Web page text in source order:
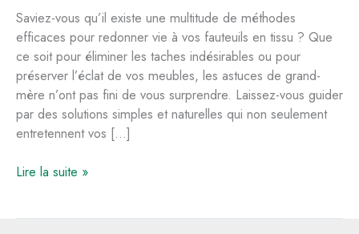
Saviez-vous qu’il existe une multitude de méthodes
efficaces pour redonner vie à vos fauteuils en tissu ? Que
ce soit pour éliminer les taches indésirables ou pour
préserver l’éclat de vos meubles, les astuces de grand-
mère n’ont pas fini de vous surprendre. Laissez-vous guider
par des solutions simples et naturelles qui non seulement
entretennent vos […]
Méthodes
Lire la suite »